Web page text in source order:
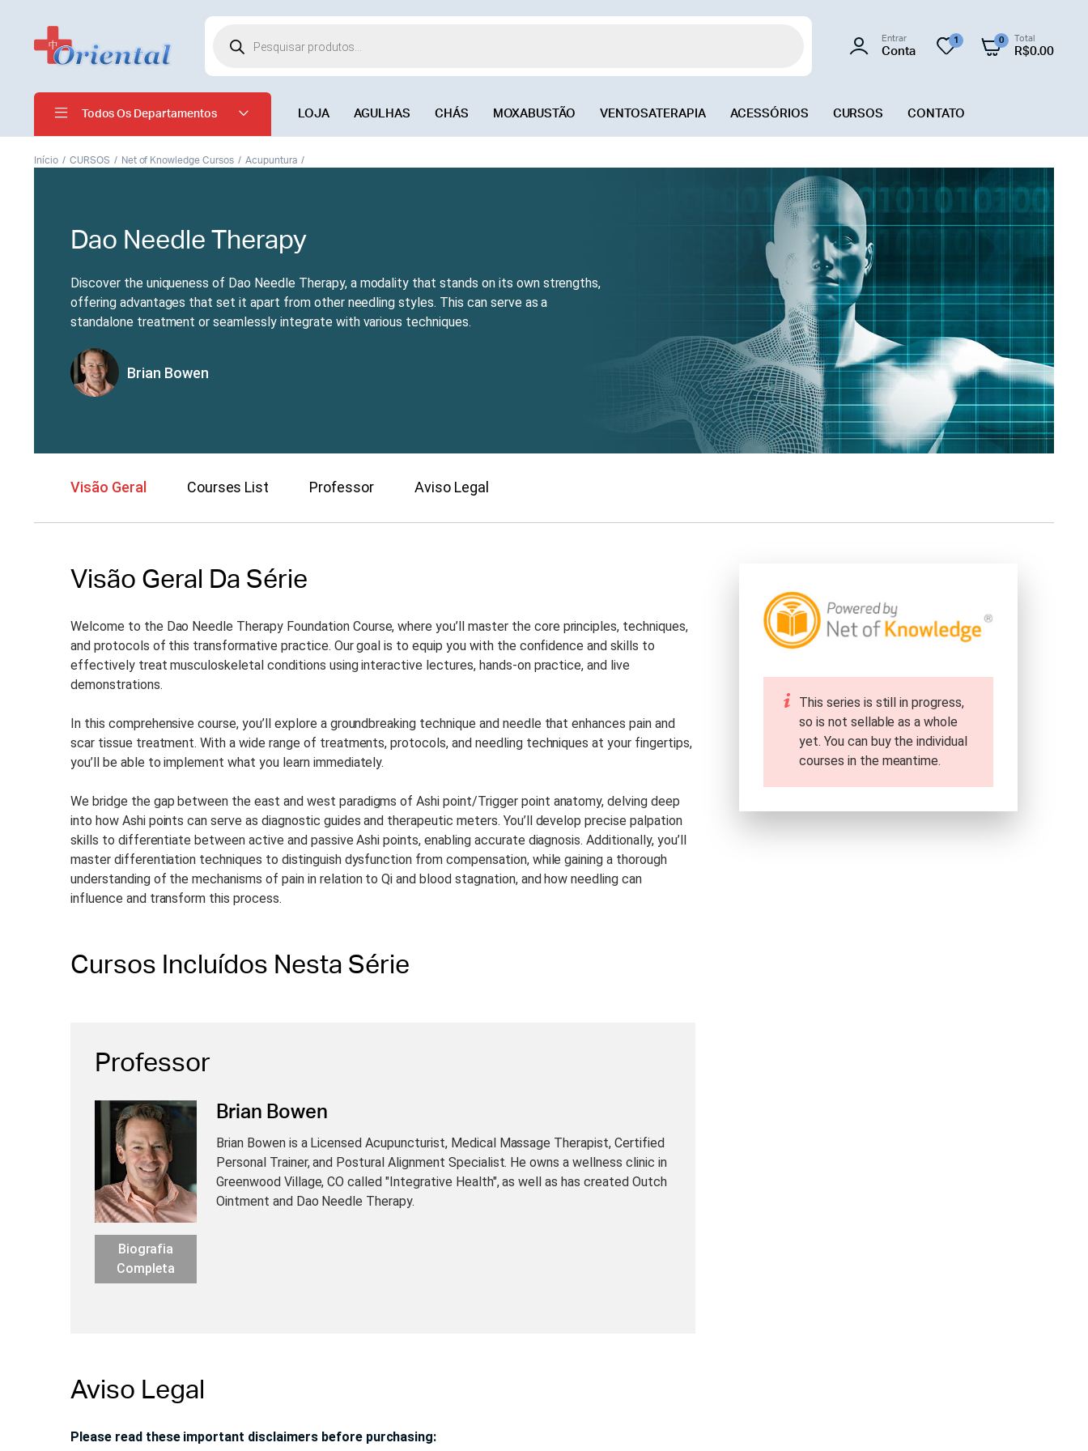
Entrar
Conta
1 0 Total
R$0.00
Todos Os Departamentos LOJA AGULHAS CHÁS MOXABUSTÃO VENTOSATERAPIA ACESSÓRIOS CURSOS CONTATO
Início CURSOS Net of Knowledge Cursos Acupuntura
Dao Needle Therapy
Discover the uniqueness of Dao Needle Therapy, a modality that stands on its own strengths,
offering advantages that set it apart from other needling styles. This can serve as a
standalone treatment or seamlessly integrate with various techniques.
Brian Bowen
Visão Geral Courses List Professor Aviso Legal
Visão Geral Da Série
Welcome to the Dao Needle Therapy Foundation Course, where you’ll master the core principles, techniques,
and protocols of this transformative practice. Our goal is to equip you with the confidence and skills to
effectively treat musculoskeletal conditions using interactive lectures, hands-on practice, and live
demonstrations.
In this comprehensive course, you’ll explore a groundbreaking technique and needle that enhances pain and
scar tissue treatment. With a wide range of treatments, protocols, and needling techniques at your fingertips,
you’ll be able to implement what you learn immediately.
We bridge the gap between the east and west paradigms of Ashi point/Trigger point anatomy, delving deep
into how Ashi points can serve as diagnostic guides and therapeutic meters. You’ll develop precise palpation
skills to differentiate between active and passive Ashi points, enabling accurate diagnosis. Additionally, you’ll
master differentiation techniques to distinguish dysfunction from compensation, while gaining a thorough
understanding of the mechanisms of pain in relation to Qi and blood stagnation, and how needling can
influence and transform this process.
Cursos Incluídos Nesta Série
Professor
Biografia
Completa
Brian Bowen
Brian Bowen is a Licensed Acupuncturist, Medical Massage Therapist, Certified
Personal Trainer, and Postural Alignment Specialist. He owns a wellness clinic in
Greenwood Village, CO called "Integrative Health", as well as has created Outch
Ointment and Dao Needle Therapy.
Aviso Legal
Please read these important disclaimers before purchasing:
This series is still in progress,
so is not sellable as a whole
yet. You can buy the individual
courses in the meantime.